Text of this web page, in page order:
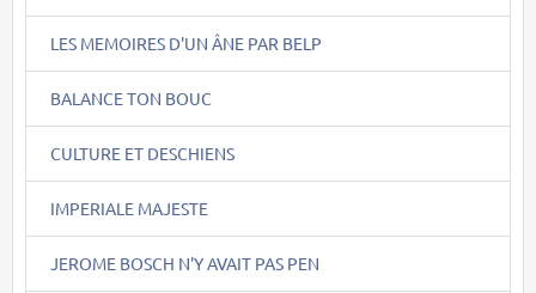
LES MEMOIRES D'UN ÂNE PAR BELP
BALANCE TON BOUC
CULTURE ET DESCHIENS
IMPERIALE MAJESTE
JEROME BOSCH N'Y AVAIT PAS PEN